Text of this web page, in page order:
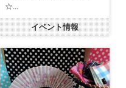
☆...
イベント情報